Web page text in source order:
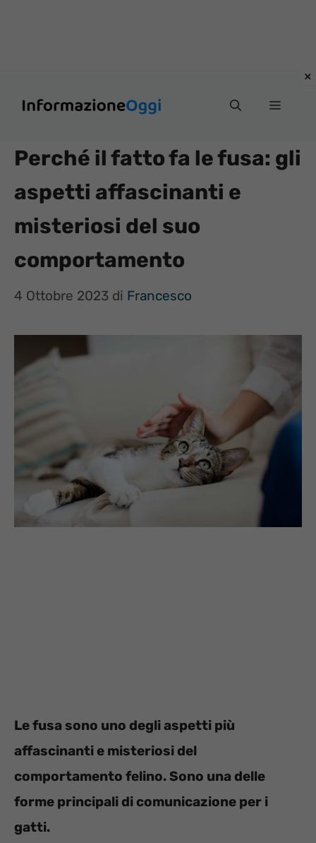
Menu
Perché il fatto fa le fusa: gli
aspetti affascinanti e
misteriosi del suo
comportamento
4 Ottobre 2023 di Francesco
Le fusa sono uno degli aspetti più
affascinanti e misteriosi del
comportamento felino. Sono una delle
forme principali di comunicazione per i
gatti.